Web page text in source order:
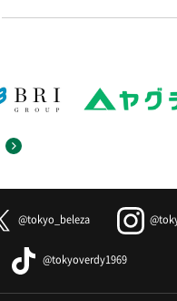
@tokyo_beleza
@tokyoverdy1969